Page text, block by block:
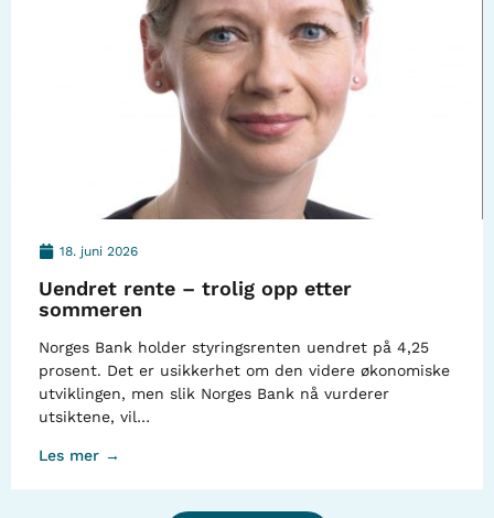
18. juni 2026
Uendret rente – trolig opp etter
sommeren
Norges Bank holder styringsrenten uendret på 4,25
prosent. Det er usikkerhet om den videre økonomiske
utviklingen, men slik Norges Bank nå vurderer
utsiktene, vil…
Les mer →